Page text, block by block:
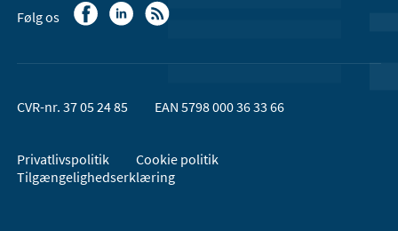
Følg os
CVR-nr. 37 05 24 85 EAN 5798 000 36 33 66
Privatlivspolitik
Cookie politik
Tilgængelighedserklæring